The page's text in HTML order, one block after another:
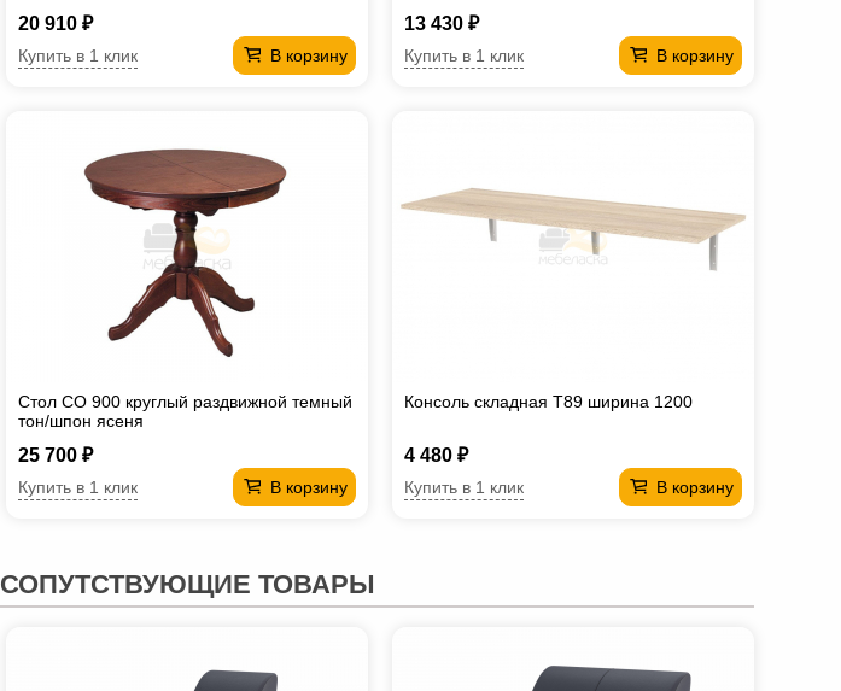
20 910 ₽
В корзину
Купить в 1 клик
13 430 ₽
В корзину
Купить в 1 клик
Стол СО 900 круглый раздвижной темный
тон/шпон ясеня
25 700 ₽
В корзину
Купить в 1 клик
Консоль складная T89 ширина 1200
4 480 ₽
В корзину
Купить в 1 клик
СОПУТСТВУЮЩИЕ ТОВАРЫ